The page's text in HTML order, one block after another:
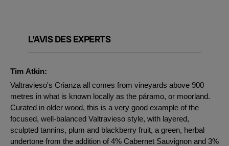
L'AVIS DES EXPERTS
Tim Atkin:
Valtravieso's Crianza all comes from vineyards above 900
metres in what is known locally as the páramo, or moorland.
Curated in older wood, this is a very good example of the
focused, well-balanced Valtravieso style, with layered,
sculpted tannins, plum and blackberry fruit, a green, herbal
undertone from the addition of 4% Cabernet Sauvignon and 3%